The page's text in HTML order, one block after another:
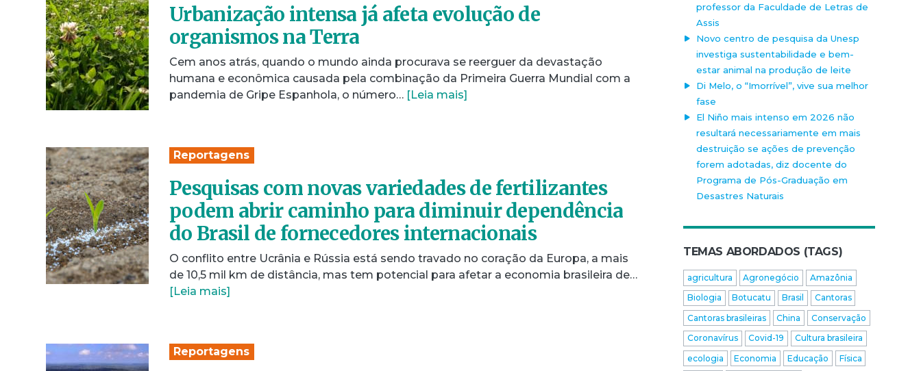
Urbanização intensa já afeta evolução de
organismos na Terra
Cem anos atrás, quando o mundo ainda procurava se reerguer da devastação
humana e econômica causada pela combinação da Primeira Guerra Mundial com a
pandemia de Gripe Espanhola, o número… [Leia mais]
Reportagens
Pesquisas com novas variedades de fertilizantes
podem abrir caminho para diminuir dependência
do Brasil de fornecedores internacionais
O conflito entre Ucrânia e Rússia está sendo travado no coração da Europa, a mais
de 10,5 mil km de distância, mas tem potencial para afetar a economia brasileira de…
[Leia mais]
Reportagens
professor da Faculdade de Letras de
Assis
Novo centro de pesquisa da Unesp
investiga sustentabilidade e bem-
estar animal na produção de leite
Di Melo, o “Imorrível”, vive sua melhor
fase
El Niño mais intenso em 2026 não
resultará necessariamente em mais
destruição se ações de prevenção
forem adotadas, diz docente do
Programa de Pós-Graduação em
Desastres Naturais
TEMAS ABORDADOS (TAGS)
agricultura Agronegócio
Amazônia
Biologia
Botucatu Brasil
Cantoras
Cantoras brasileiras
China
Conservação
Coronavírus
Covid-19
Cultura brasileira
ecologia
Economia Educação
Física